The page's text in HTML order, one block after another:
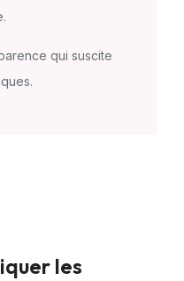
qui suscite
les